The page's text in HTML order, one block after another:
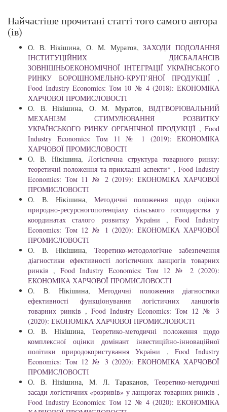
Найчастіше прочитані статті того самого автора
(ів)
О. В. Нікішина, О. М. Муратов,ЗАХОДИ ПОДОЛАННЯ
ІНСТИТУЦІЙНИХ ДИСБАЛАНСІВ
ЗОВНІШНЬОЕКОНОМІЧНОЇ ІНТЕГРАЦІЇ УКРАЇНСЬКОГО
РИНКУ БОРОШНОМЕЛЬНО-КРУП’ЯНОЇ ПРОДУКЦІЇ ,
Food Industry Economics: Том 10 № 4 (2018): ЕКОНОМІКА
ХАРЧОВОЇ ПРОМИСЛОВОСТІ
О. В. Нікішина, О. М. Муратов, ВІДТВОРЮВАЛЬНИЙ
МЕХАНІЗМ СТИМУЛЮВАННЯ РОЗВИТКУ
УКРАЇНСЬКОГО РИНКУ ОРГАНІЧНОЇ ПРОДУКЦІЇ , Food
Industry Economics: Том 11 № 1 (2019): ЕКОНОМІКА
ХАРЧОВОЇ ПРОМИСЛОВОСТІ
О. В. Нікішина, Логістична структура товарного ринку:
теоретичні положення та прикладні аспекти* , Food Industry
Economics: Том 11 № 2 (2019): ЕКОНОМІКА ХАРЧОВОЇ
ПРОМИСЛОВОСТІ
О. В. Нікішина, Методичні положення щодо оцінки
природно-ресурсногопотенціалу сільського господарства у
координатах сталого розвитку України , Food Industry
Economics: Том 12 № 1 (2020): ЕКОНОМІКА ХАРЧОВОЇ
ПРОМИСЛОВОСТІ
О. В. Нікішина, Теоретико-методологічне забезпечення
діагностики ефективності логістичних ланцюгів товарних
ринків , Food Industry Economics: Том 12 № 2 (2020):
ЕКОНОМІКА ХАРЧОВОЇ ПРОМИСЛОВОСТІ
О. В. Нікішина,Методичні положення діагностики
ефективності функціонування логістичних ланцюгів
товарних ринків , Food Industry Economics: Том 12 № 3
(2020): ЕКОНОМІКА ХАРЧОВОЇ ПРОМИСЛОВОСТІ
О. В. Нікішина,Теоретико-методичні положення щодо
комплексної оцінки домінант інвестиційно-інноваційної
політики природокористування України , Food Industry
Economics: Том 12 № 3 (2020): ЕКОНОМІКА ХАРЧОВОЇ
ПРОМИСЛОВОСТІ
О. В. Нікішина, М. Л. Тараканов, Теоретико-методичні
засади логістичних «розривів» у ланцюгах товарних ринків ,
Food Industry Economics: Том 12 № 4 (2020): ЕКОНОМІКА